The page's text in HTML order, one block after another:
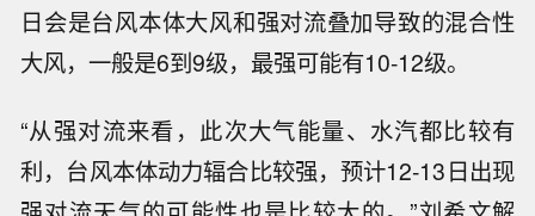
日会是台风本体大风和强对流叠加导致的混合性
大风，一般是6到9级，最强可能有10-12级。
“从强对流来看，此次大气能量、水汽都比较有
利，台风本体动力辐合比较强，预计12-13日出现